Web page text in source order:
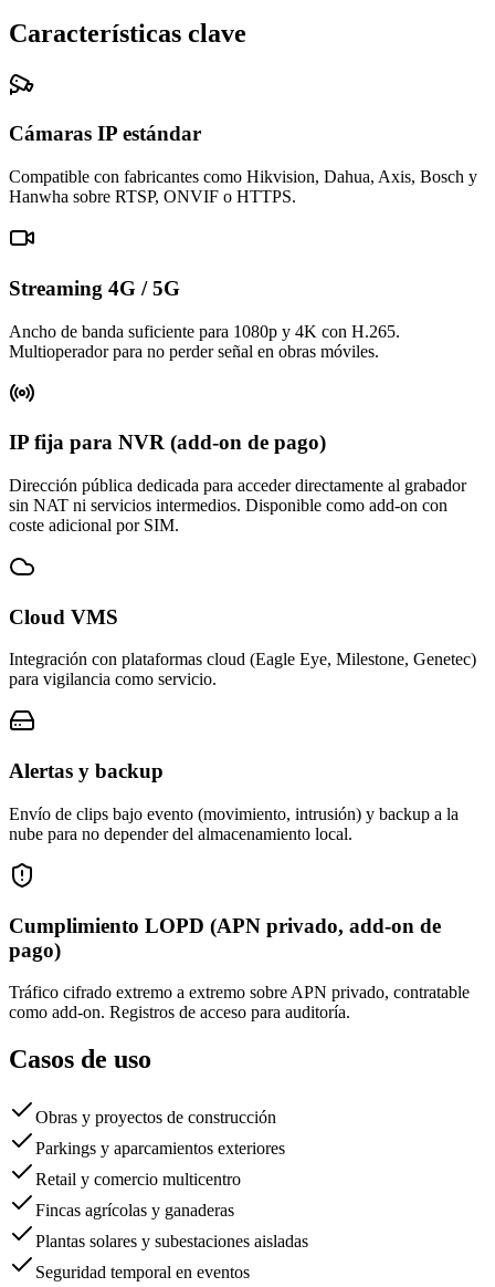
Características clave
Cámaras IP estándar
Compatible con fabricantes como Hikvision, Dahua, Axis, Bosch y
Hanwha sobre RTSP, ONVIF o HTTPS.
Streaming 4G / 5G
Ancho de banda suficiente para 1080p y 4K con H.265.
Multioperador para no perder señal en obras móviles.
IP fija para NVR (add-on de pago)
Dirección pública dedicada para acceder directamente al grabador
sin NAT ni servicios intermedios. Disponible como add-on con
coste adicional por SIM.
Cloud VMS
Integración con plataformas cloud (Eagle Eye, Milestone, Genetec)
para vigilancia como servicio.
Alertas y backup
Envío de clips bajo evento (movimiento, intrusión) y backup a la
nube para no depender del almacenamiento local.
Cumplimiento LOPD (APN privado, add-on de
pago)
Tráfico cifrado extremo a extremo sobre APN privado, contratable
como add-on. Registros de acceso para auditoría.
Casos de uso
Obras y proyectos de construcción
Parkings y aparcamientos exteriores
Retail y comercio multicentro
Fincas agrícolas y ganaderas
Plantas solares y subestaciones aisladas
Seguridad temporal en eventos